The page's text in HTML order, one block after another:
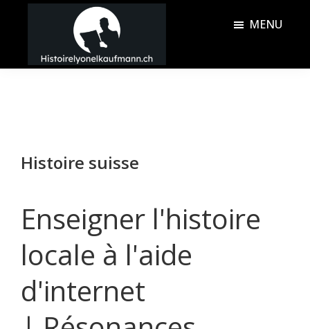
principal
barreHistoire
MENU
Histoire suisse
Enseigner l'histoire
locale à l'aide
d'internet